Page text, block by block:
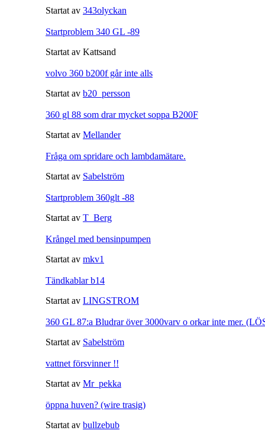
Startat av 343olyckan
Startproblem 340 GL -89
Startat av Kattsand
volvo 360 b200f går inte alls
Startat av b20_persson
360 gl 88 som drar mycket soppa B200F
Startat av Mellander
Fråga om spridare och lambdamätare.
Startat av Sabelström
Startproblem 360glt -88
Startat av T_Berg
Krångel med bensinpumpen
Startat av mkv1
Tändkablar b14
Startat av LINGSTROM
360 GL 87:a Bludrar över 3000varv o orkar inte mer.
Startat av Sabelström
vattnet försvinner !!
Startat av Mr_pekka
öppna huven? (wire trasig)
Startat av bullzebub